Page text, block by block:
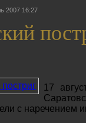
2007 16:27
17
с наречением